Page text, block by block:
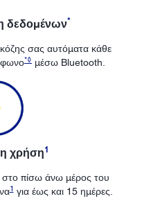
δεδομένων*
σας αυτόματα κάθε
*◊ μέσω Bluetooth.
χρήση1
στο πίσω άνω μέρος του
1για έως και 15 ημέρες.